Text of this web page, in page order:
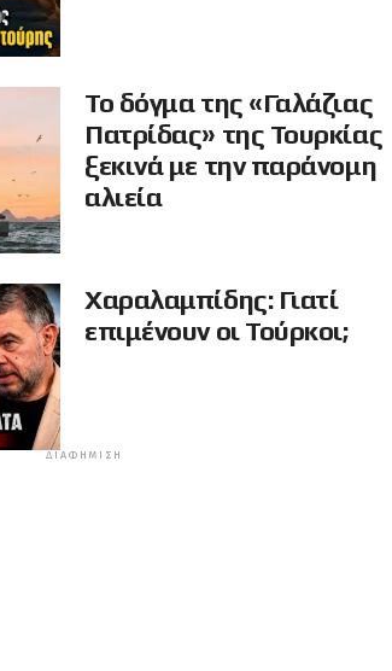
Το δόγμα της «Γαλάζιας
Πατρίδας» της Τουρκίας
ξεκινά με την παράνομη
αλιεία
Χαραλαμπίδης: Γιατί
επιμένουν οι Τούρκοι;
ΔΙΑΦΉΜΙΣΗ